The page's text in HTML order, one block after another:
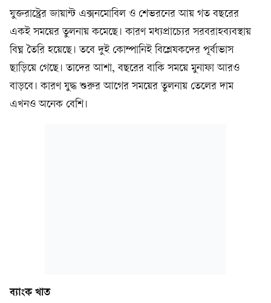
যুক্তরাষ্ট্রের জায়ান্ট এক্সনমোবিল ও শেভরনের আয় গত বছরের
একই সময়ের তুলনায় কমেছে। কারণ মধ্যপ্রাচ্যের সরবরাহব্যবস্থায়
বিঘ্ন তৈরি হয়েছে। তবে দুই কোম্পানিই বিশ্লেষকদের পূর্বাভাস
ছাড়িয়ে গেছে। তাদের আশা, বছরের বাকি সময়ে মুনাফা আরও
বাড়বে। কারণ যুদ্ধ শুরুর আগের সময়ের তুলনায় তেলের দাম
এখনও অনেক বেশি।
ব্যাংক খাত